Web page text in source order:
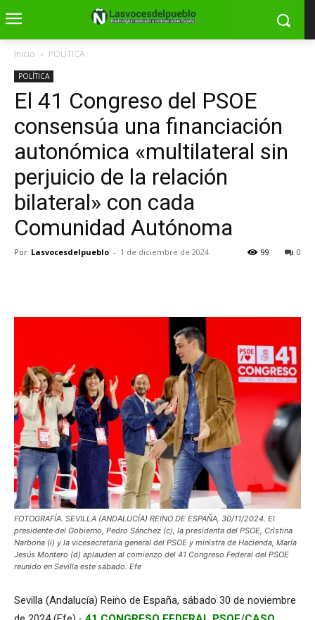
Inicio POLÍTICA
POLÍTICA
El 41 Congreso del PSOE
consensúa una financiación
autonómica «multilateral sin
perjuicio de la relación
bilateral» con cada
Comunidad Autónoma
Por Lasvocesdelpueblo - 1 de diciembre de 2024 0
99
FOTOGRAFÍA. SEVILLA (ANDALUCÍA) REINO DE ESPAÑA, 30/11/2024. El
presidente del Gobierno, Pedro Sánchez (c), la presidenta del PSOE, Cristina
Narbona (i) y la vicesecretaria general del PSOE y ministra de Hacienda, María
Jesús Montero (d) aplauden al comienzo del 41 Congreso Federal del PSOE
reunido en Sevilla este sábado. Efe
Sevilla (Andalucía) Reino de España, sábado 30 de noviembre